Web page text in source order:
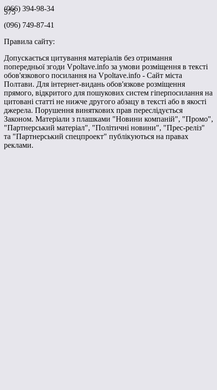
575
(066) 394-98-34
(096) 749-87-41
Правила сайту:
Допускається цитування матеріалів без отримання
попередньої згоди Vpoltave.info за умови розміщення в тексті
обов'язкового посилання на Vpoltave.info - Сайт міста
Полтави. Для інтернет-видань обов'язкове розміщення
прямого, відкритого для пошукових систем гіперпосилання на
цитовані статті не нижче другого абзацу в тексті або в якості
джерела. Порушення виняткових прав переслідується
Законом. Матеріали з плашками "Новини компаній", "Промо",
"Партнерський матеріал", "Політичні новини", "Прес-реліз"
та "Партнерський спецпроект" публікуються на правах
реклами.